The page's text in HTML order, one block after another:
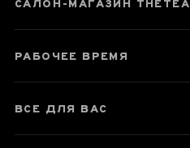
САЛОН-МАГАЗИН THETEA
РАБОЧЕЕ ВРЕМЯ
ВСЕ ДЛЯ ВАС